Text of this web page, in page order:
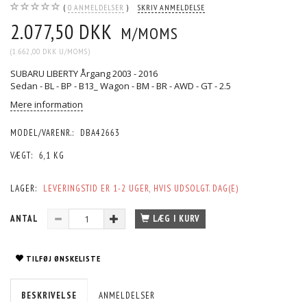
0 ANMELDELSER SKRIV ANMELDELSE
2.077,50 DKK M/MOMS
(1.662,00 DKK U/MOMS)
SUBARU LIBERTY Årgang 2003 - 2016
Sedan - BL - BP - B13_ Wagon - BM - BR - AWD - GT - 2.5
Mere information
MODEL/VARENR.:
DBA42663
VÆGT: 6,1 KG
LAGER: LEVERINGSTID ER 1-2 UGER, HVIS UDSOLGT. DAG(E)
ANTAL LÆG I KURV
TILFØJ ØNSKELISTE
BESKRIVELSE ANMELDELSER